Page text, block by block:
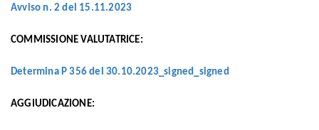
Avviso n. 2 del 15.11.2023
COMMISSIONE VALUTATRICE:
Determina P 356 del 30.10.2023_signed_signed
AGGIUDICAZIONE: